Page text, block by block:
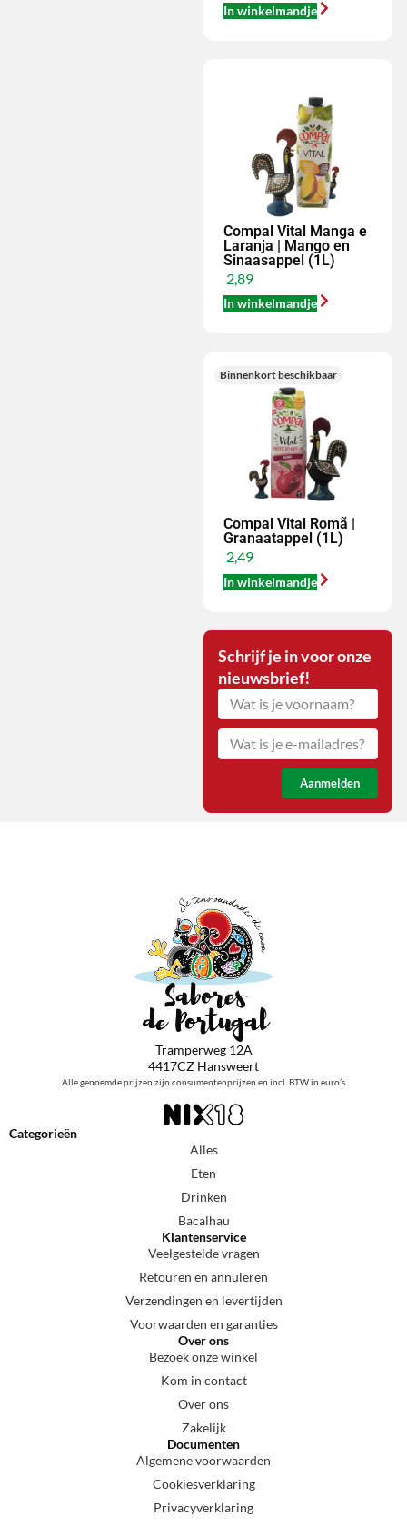
In winkelmandje
Compal Vital Manga e
Laranja | Mango en
Sinaasappel (1L)
2,89
In winkelmandje
Binnenkort beschikbaar
Compal Vital Romã |
Granaatappel (1L)
2,49
In winkelmandje
Schrijf je in voor onze
nieuwsbrief!
Aanmelden
Tramperweg 12A
4417CZ Hansweert
Alle genoemde prijzen zijn consumentenprijzen en incl. BTW in euro’s
Categorieën
Alles
Eten
Drinken
Bacalhau
Klantenservice
Veelgestelde vragen
Retouren en annuleren
Verzendingen en levertijden
Voorwaarden en garanties
Over ons
Bezoek onze winkel
Kom in contact
Over ons
Zakelijk
Documenten
Algemene voorwaarden
Cookiesverklaring
Privacyverklaring